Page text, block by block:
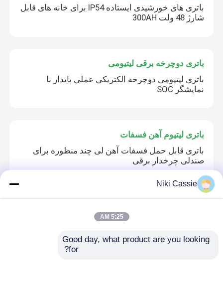
باتری های خورشیدی ایستاده IP54 برای خانه های قابل
شارژ 48 ولت 300AH
باتری دوچرخه برقی لیتیومی
باتری لیتیومی دوچرخه الکتریکی عملی پایدار با
نمایشگر SOC
باتری لیتیوم آهن فسفات
باتری قابل حمل فسفات آهن لی چند منظوره برای
صندلی چرخدار برقی
Niki Cassie
5:25 AM
Good day, what product are you looking
for?